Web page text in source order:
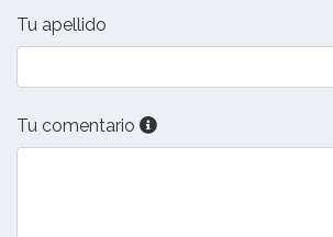
Tu apellido
Tu comentario